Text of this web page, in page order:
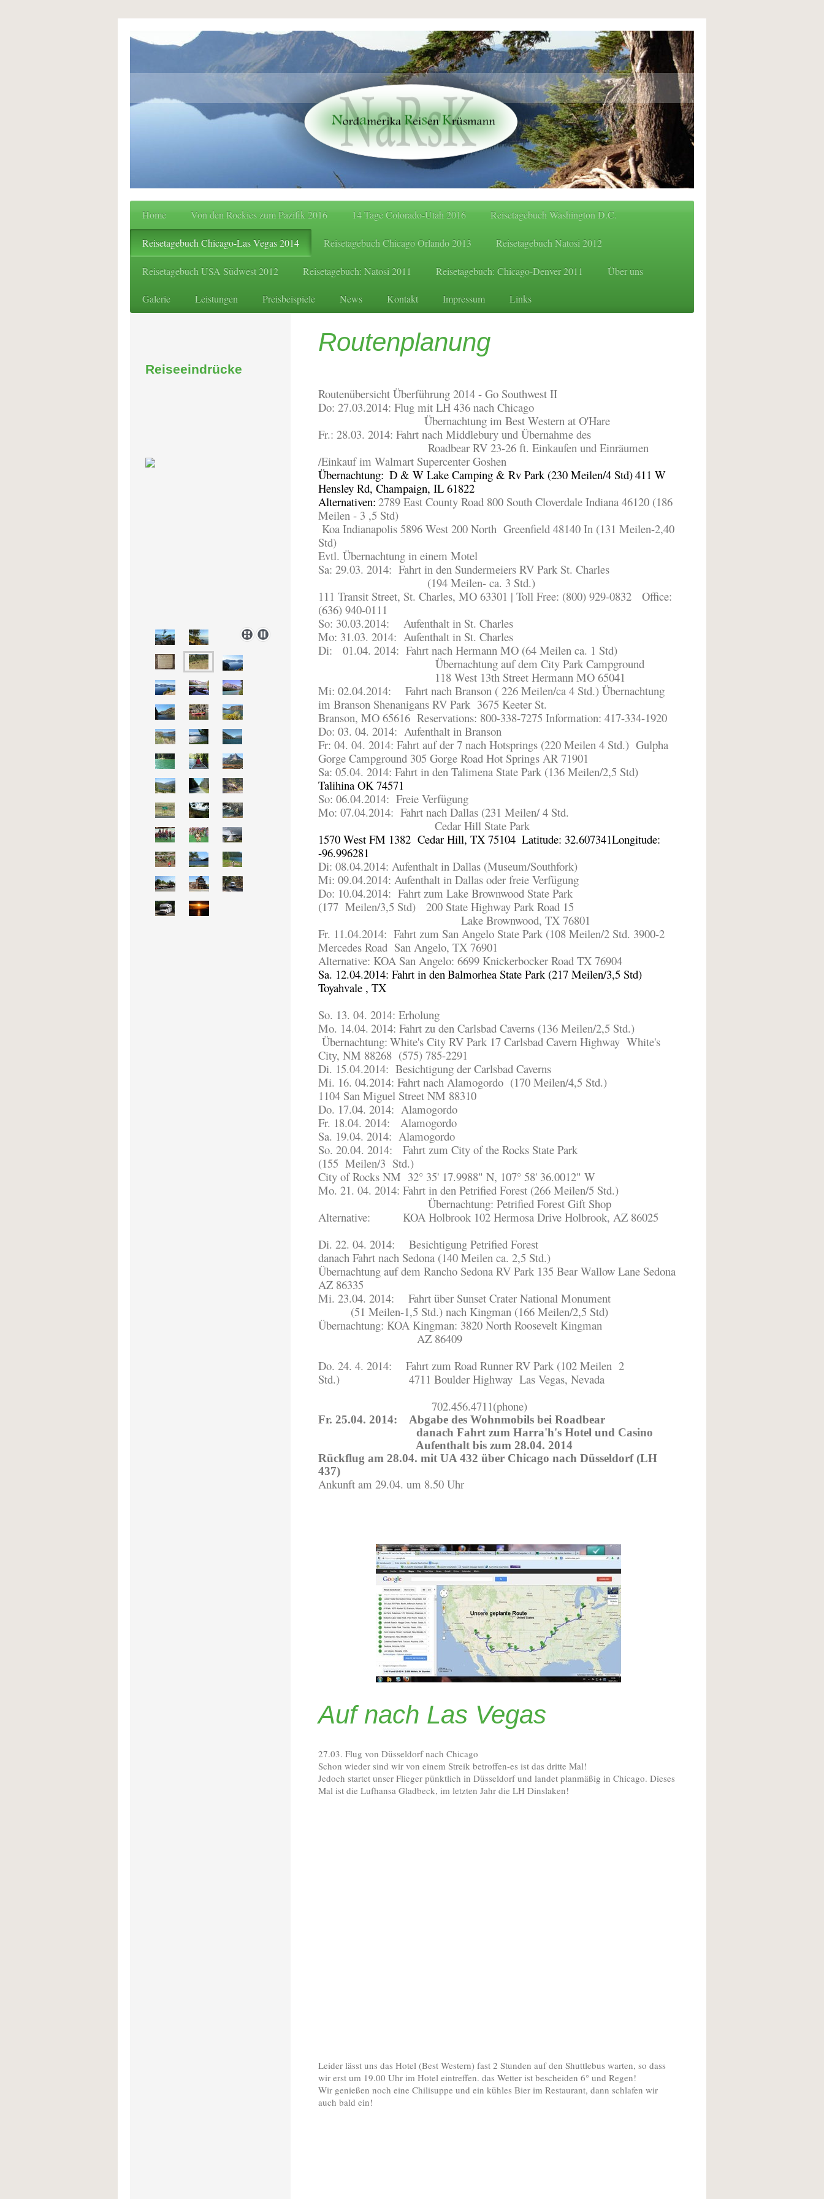
Home Von den Rockies zum Pazifik 2016 14 Tage Colorado-Utah 2016 Reisetagebuch Washington D.C.
Reisetagebuch Chicago-Las Vegas 2014 Reisetagebuch Chicago Orlando 2013 Reisetagebuch Natosi 2012
Reisetagebuch USA Südwest 2012 Reisetagebuch: Natosi 2011 Reisetagebuch: Chicago-Denver 2011 Über uns
Galerie Leistungen Preisbeispiele News Kontakt Impressum Links
Routenplanung
Routenübersicht Überführung 2014 - Go Southwest II
Do: 27.03.2014: Flug mit LH 436 nach Chicago
Übernachtung im Best Western at O'Hare
Fr.: 28.03. 2014: Fahrt nach Middlebury und Übernahme des
Roadbear RV 23-26 ft. Einkaufen und Einräumen
/Einkauf im Walmart Supercenter Goshen
Übernachtung: D & W Lake Camping & Rv Park (230 Meilen/4 Std)411 W
Hensley Rd, Champaign, IL 61822
Alternativen: 2789 East County Road 800 South Cloverdale Indiana 46120 (186
Meilen - 3 ,5 Std)
Koa Indianapolis 5896 West 200 North Greenfield 48140 In (131 Meilen-2,40
Std)
Evtl. Übernachtung in einem Motel
Sa: 29.03. 2014: Fahrt in den Sundermeiers RV Park St. Charles
(194 Meilen- ca. 3 Std.)
111 Transit Street, St. Charles, MO 63301 | Toll Free: (800) 929-0832
Office:
(636) 940-0111
So: 30.03.2014:
Aufenthalt in St. Charles
Mo: 31.03. 2014: Aufenthalt in St. Charles
Di:
01.04. 2014: Fahrt nach Hermann MO (64 Meilen ca. 1 Std)
Übernachtung auf dem City Park Campground
118 West 13th Street Hermann MO 65041
Mi: 02.04.2014:
Fahrt nach Branson ( 226 Meilen/ca 4 Std.) Übernachtung
im Branson Shenanigans RV Park 3675 Keeter St.
Branson, MO 65616 Reservations: 800-338-7275 Information: 417-334-1920
Do: 03. 04. 2014: Aufenthalt in Branson
Fr: 04. 04. 2014: Fahrt auf der 7 nach Hotsprings (220 Meilen 4 Std.) Gulpha
Gorge Campground 305 Gorge Road Hot Springs AR 71901
Sa: 05.04. 2014: Fahrt in den Talimena State Park (136 Meilen/2,5 Std)
Talihina OK 74571
So: 06.04.2014: Freie Verfügung
Mo: 07.04.2014: Fahrt nach Dallas (231 Meilen/ 4 Std.
Cedar Hill State Park
1570 West FM 1382 Cedar Hill, TX 75104 Latitude: 32.607341Longitude:
-96.996281
Di: 08.04.2014: Aufenthalt in Dallas (Museum/Southfork)
Mi: 09.04.2014: Aufenthalt in Dallas oder freie Verfügung
Do: 10.04.2014: Fahrt zum Lake Brownwood State Park
(177 Meilen/3,5 Std)
200 State Highway Park Road 15
Lake Brownwood, TX 76801
Fr. 11.04.2014: Fahrt zum San Angelo State Park (108 Meilen/2 Std. 3900-2
Mercedes Road San Angelo, TX 76901
Alternative: KOA San Angelo: 6699 Knickerbocker Road TX 76904
Sa. 12.04.2014: Fahrt in denBalmorhea State Park (217 Meilen/3,5 Std)
Toyahvale , TX
So. 13. 04. 2014: Erholung
Mo. 14.04. 2014: Fahrt zu den Carlsbad Caverns (136 Meilen/2,5 Std.)
Übernachtung: White's City RV Park 17 Carlsbad Cavern Highway White's
City, NM 88268 (575) 785-2291
Di. 15.04.2014: Besichtigung der Carlsbad Caverns
Mi. 16. 04.2014: Fahrt nach Alamogordo (170 Meilen/4,5 Std.)
1104 San Miguel Street NM 88310
Do. 17.04. 2014: Alamogordo
Fr. 18.04. 2014:
Alamogordo
Sa. 19.04. 2014: Alamogordo
So. 20.04. 2014:
Fahrt zum City of the Rocks State Park
(155 Meilen/3 Std.)
City of Rocks NM 32° 35' 17.9988" N, 107° 58' 36.0012" W
Mo. 21. 04. 2014: Fahrt in den Petrified Forest (266 Meilen/5 Std.)
Übernachtung: Petrified Forest Gift Shop
Alternative:
KOA Holbrook 102 Hermosa Drive Holbrook, AZ 86025
Di. 22. 04. 2014:
Besichtigung Petrified Forest
danach Fahrt nach Sedona (140 Meilen ca. 2,5 Std.)
Übernachtung auf dem Rancho Sedona RV Park 135 Bear Wallow Lane Sedona
AZ 86335
Mi. 23.04. 2014:
Fahrt über Sunset Crater National Monument
(51 Meilen-1,5 Std.) nach Kingman (166 Meilen/2,5 Std)
Übernachtung: KOA Kingman: 3820 North Roosevelt Kingman
AZ 86409
Do. 24. 4. 2014:
Fahrt zum Road Runner RV Park (102 Meilen 2
Std.)
4711 Boulder Highway Las Vegas, Nevada
702.456.4711(phone)
Fr. 25.04. 2014:
Abgabe des Wohnmobils bei Roadbear
danach Fahrt zum Harra'h's Hotel und Casino
Aufenthalt bis zum 28.04. 2014
Rückflug am 28.04. mit UA 432 über Chicago nach Düsseldorf (LH
437)
Ankunft am 29.04. um 8.50 Uhr
Auf nach Las Vegas
27.03. Flug von Düsseldorf nach Chicago
Schon wieder sind wir von einem Streik betroffen-es ist das dritte Mal!
Jedoch startet unser Flieger pünktlich in Düsseldorf und landet planmäßig in Chicago. Dieses
Mal ist die Lufhansa Gladbeck, im letzten Jahr die LH Dinslaken!
Leider lässt uns das Hotel (Best Western) fast 2 Stunden auf den Shuttlebus warten, so dass
wir erst um 19.00 Uhr im Hotel eintreffen. das Wetter ist bescheiden 6° und Regen!
Wir genießen noch eine Chilisuppe und ein kühles Bier im Restaurant, dann schlafen wir
auch bald ein!
Reiseeindrücke